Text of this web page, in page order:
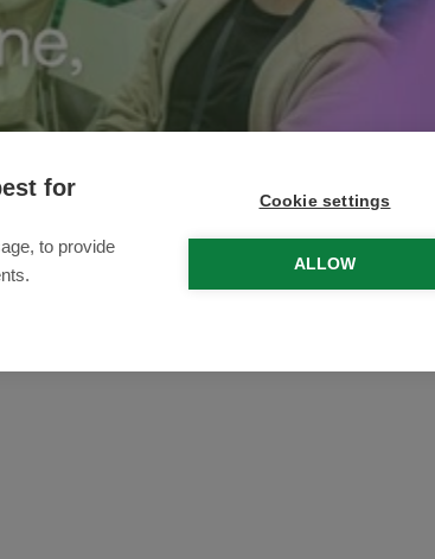
for
to provide
Cookie settings
ALLOW